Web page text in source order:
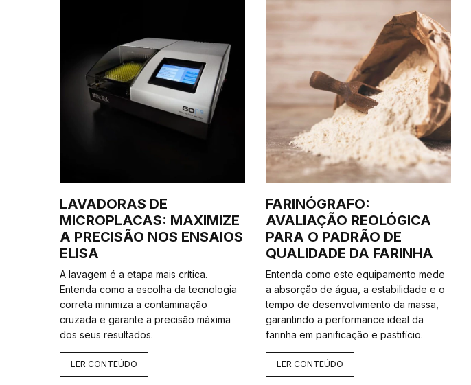
LAVADORAS DE
MICROPLACAS: MAXIMIZE
A PRECISÃO NOS ENSAIOS
ELISA
A lavagem é a etapa mais crítica.
Entenda como a escolha da tecnologia
correta minimiza a contaminação
cruzada e garante a precisão máxima
dos seus resultados.
LER CONTEÚDO
FARINÓGRAFO:
AVALIAÇÃO REOLÓGICA
PARA O PADRÃO DE
QUALIDADE DA FARINHA
Entenda como este equipamento mede
a absorção de água, a estabilidade e o
tempo de desenvolvimento da massa,
garantindo a performance ideal da
farinha em panificação e pastifício.
LER CONTEÚDO